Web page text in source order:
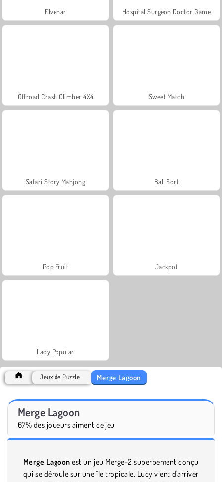
Elvenar Hospital Surgeon Doctor Game
Offroad Crash Climber 4X4 Sweet Match
Safari Story Mahjong Ball Sort
Pop Fruit Jackpot
Lady Popular
Jeux de Puzzle Merge Lagoon
Merge Lagoon
67% des joueurs aiment ce jeu
Merge Lagoon est un jeu Merge-2 superbement conçu
qui se déroule sur une île tropicale. Lucy vient d'arriver